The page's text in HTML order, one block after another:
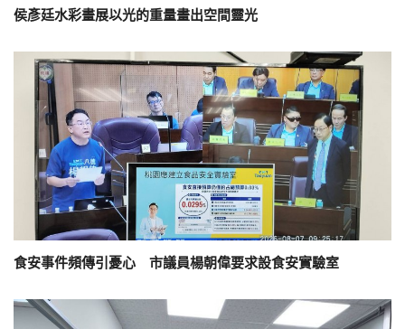
侯彥廷水彩畫展以光的重量畫出空間靈光
食安事件頻傳引憂心 市議員楊朝偉要求設食安實驗室